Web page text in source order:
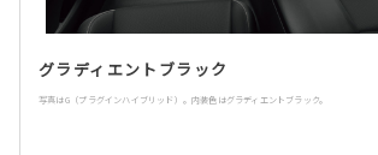
グラディエントブラック
写真はG（プラグインハイブリッド）。内装色はグラディエントブラック。